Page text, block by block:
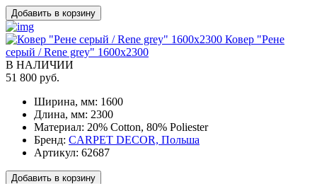
Добавить в корзину
Ковер "Рене
серый / Rene grey" 1600x2300
В НАЛИЧИИ
51 800 руб.
Ширина, мм: 1600
Длина, мм: 2300
Материал: 20% Cotton, 80% Poliester
Бренд: CARPET DECOR, Польша
Артикул: 62687
Добавить в корзину